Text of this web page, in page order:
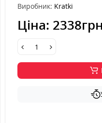
Виробник: Kratki
Ціна: